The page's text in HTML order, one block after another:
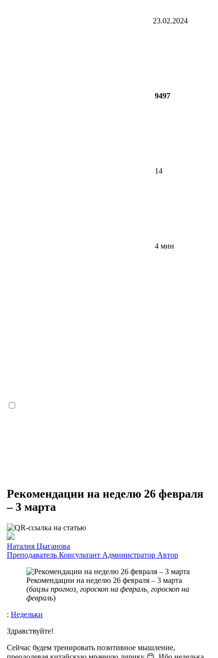
23.02.2024
9497
14
4 мин
Рекомендации на неделю 26 февраля
– 3 марта
Наталия Цыганова
Преподаватель Консультант Администратор Автор
Рекомендации на неделю 26 февраля – 3 марта
(бацзы прогноз, гороскоп на февраль, гороскоп на
февраль)
: Недельки
Здравствуйте!
Сейчас будем тренировать позитивное мышление,